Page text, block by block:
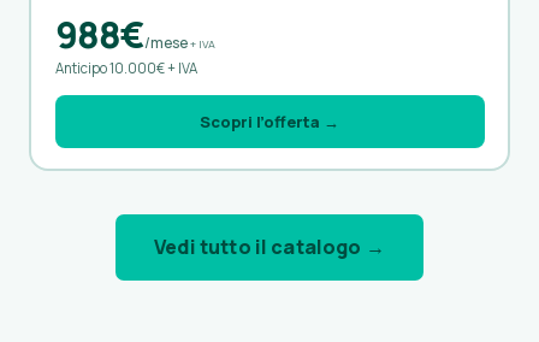
988€/mese+ IVA
Anticipo 10.000€ + IVA
Scopri l’offerta →
Vedi tutto il catalogo →